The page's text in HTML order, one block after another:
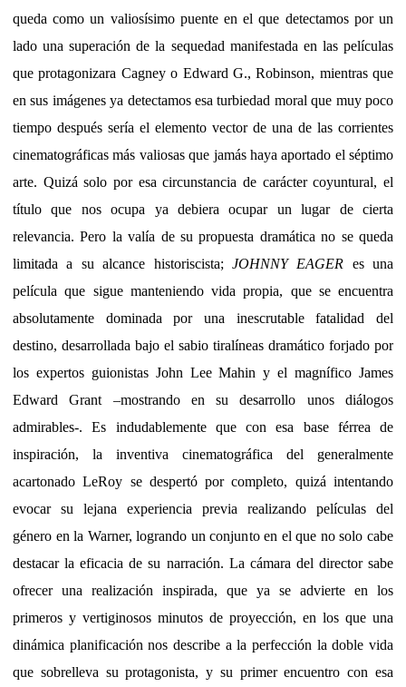
queda como un valiosísimo puente en el que detectamos por un
lado una superación de la sequedad manifestada en las películas
que protagonizara Cagney o Edward G., Robinson, mientras que
en sus imágenes ya detectamos esa turbiedad moral que muy poco
tiempo después sería el elemento vector de una de las corrientes
cinematográficas más valiosas que jamás haya aportado el séptimo
arte. Quizá solo por esa circunstancia de carácter coyuntural, el
título que nos ocupa ya debiera ocupar un lugar de cierta
relevancia. Pero la valía de su propuesta dramática no se queda
limitada a su alcance historiscista; JOHNNY EAGER es una
película que sigue manteniendo vida propia, que se encuentra
absolutamente dominada por una inescrutable fatalidad del
destino, desarrollada bajo el sabio tiralíneas dramático forjado por
los expertos guionistas John Lee Mahin y el magnífico James
Edward Grant –mostrando en su desarrollo unos diálogos
admirables-. Es indudablemente que con esa base férrea de
inspiración, la inventiva cinematográfica del generalmente
acartonado LeRoy se despertó por completo, quizá intentando
evocar su lejana experiencia previa realizando películas del
género en la Warner, logrando un conjunto en el que no solo cabe
destacar la eficacia de su narración. La cámara del director sabe
ofrecer una realización inspirada, que ya se advierte en los
primeros y vertiginosos minutos de proyección, en los que una
dinámica planificación nos describe a la perfección la doble vida
que sobrelleva su protagonista, y su primer encuentro con esa